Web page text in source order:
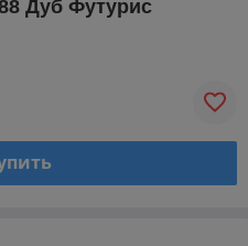
Дуб Футурис